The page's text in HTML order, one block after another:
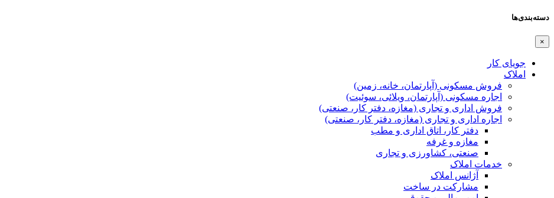
دسته‌بندی‌ها
×
جویای کار
املاک
فروش مسکونی (آپارتمان، خانه، زمین)
اجاره مسکونی (آپارتمان، ویلائی، سوئیت)
فروش اداری و تجاری (مغازه، دفتر کار، صنعتی)
اجاره اداری و تجاری (مغازه، دفتر کار، صنعتی)
دفتر کار، اتاق اداری و مطب
مغازه و غرفه
صنعتی،‌ کشاورزی و تجاری
خدمات املاک
آژانس املاک
مشارکت در ساخت